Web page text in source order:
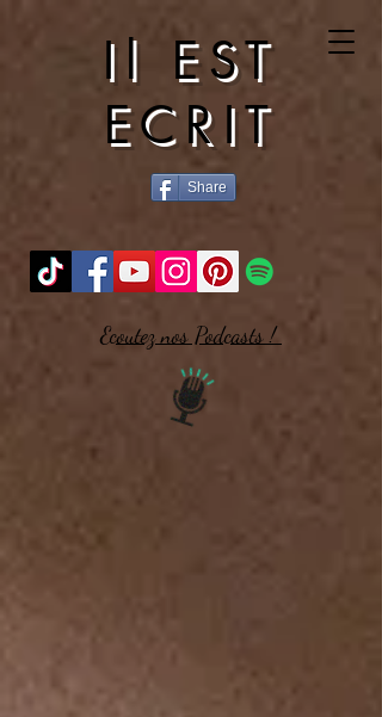
Il EST
ECRIT
Share
Ecoutez nos Podcasts !